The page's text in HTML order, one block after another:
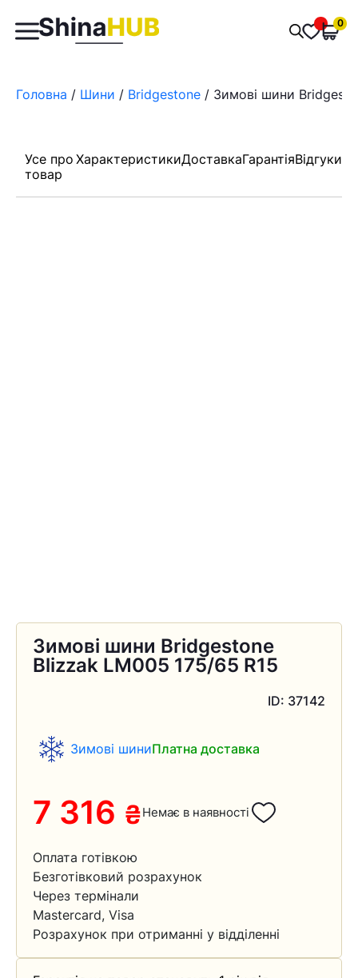
Пошук
товарів
0
Головна / Шини / Bridgestone / Зимові шини
Усе про
товар
ХарактеристикиДоставкаГарантіяВідгуки
Зимові шини Bridgestone
Blizzak LM005 175/65 R15
ID: 37142
Зимові шиниПлатна доставка
7 316 ₴Немає в наявності
Оплата готівкою
Безготівковий розрахунок
Через термінали
Mastercard, Visa
Розрахунок при отриманні у відділенні